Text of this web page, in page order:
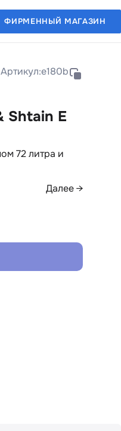
ФИРМЕННЫЙ МАГАЗИН
Артикул:e180b
Shtain E
72 литра и
Далее →